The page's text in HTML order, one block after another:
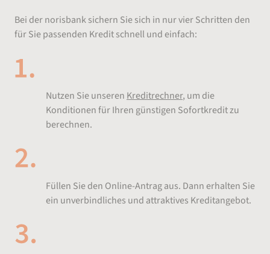
Bei der norisbank sichern Sie sich in nur vier Schritten den
für Sie passenden Kredit schnell und einfach:
Nutzen Sie unseren Kreditrechner, um die
Konditionen für Ihren günstigen Sofortkredit zu
berechnen.
Füllen Sie den Online-Antrag aus. Dann erhalten Sie
ein unverbindliches und attraktives Kreditangebot.